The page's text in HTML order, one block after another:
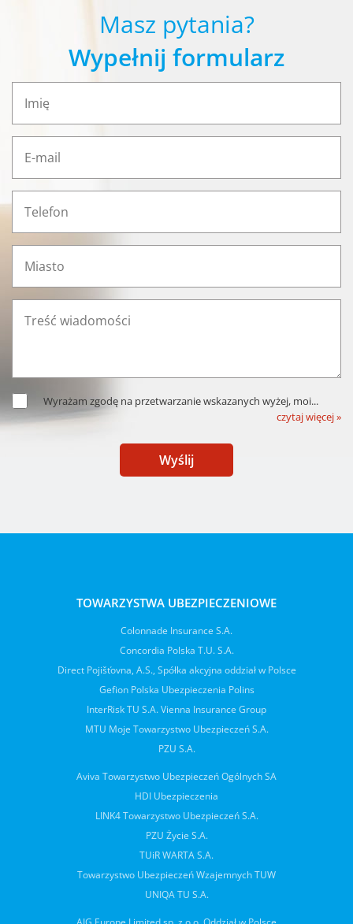
Masz pytania?
Wypełnij formularz
Wyrażam zgodę na przetwarzanie wskazanych wyżej, moi...
czytaj więcej »
Wyślij
TOWARZYSTWA UBEZPIECZENIOWE
Colonnade Insurance S.A.
Concordia Polska T.U. S.A.
Direct Pojišťovna, A.S., Spółka akcyjna oddział w Polsce
Gefion Polska Ubezpieczenia Polins
InterRisk TU S.A. Vienna Insurance Group
MTU Moje Towarzystwo Ubezpieczeń S.A.
PZU S.A.
Aviva Towarzystwo Ubezpieczeń Ogólnych SA
HDI Ubezpieczenia
LINK4 Towarzystwo Ubezpieczeń S.A.
PZU Życie S.A.
TUiR WARTA S.A.
Towarzystwo Ubezpieczeń Wzajemnych TUW
UNIQA TU S.A.